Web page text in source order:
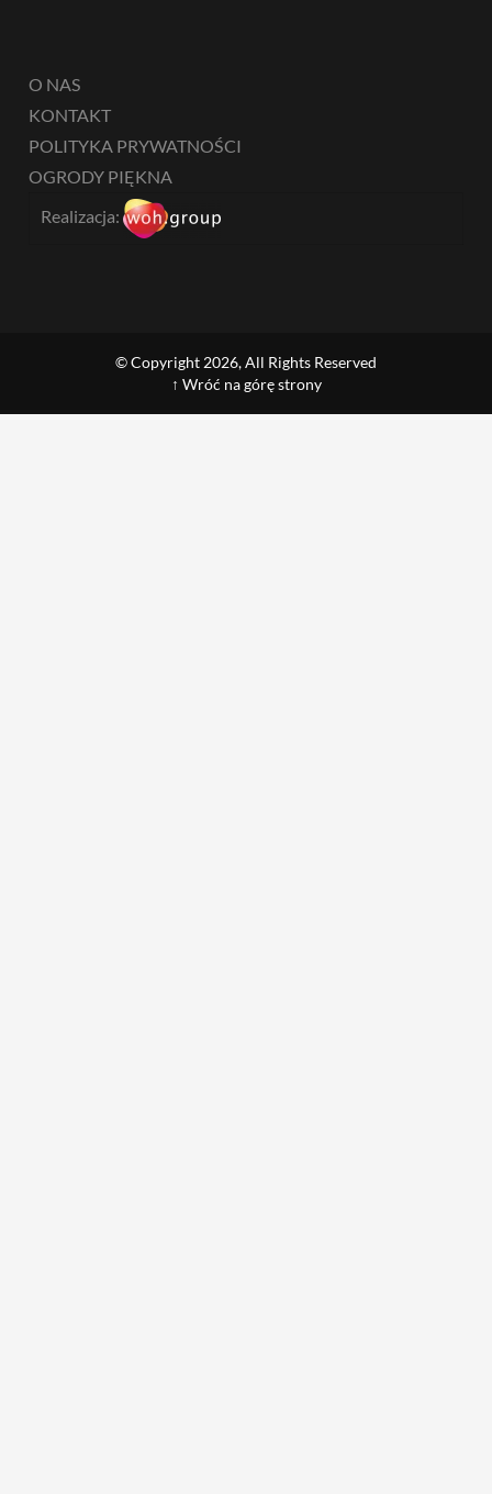
O NAS
KONTAKT
POLITYKA PRYWATNOŚCI
OGRODY PIĘKNA
Realizacja:
© Copyright 2026, All Rights Reserved
↑ Wróć na górę strony